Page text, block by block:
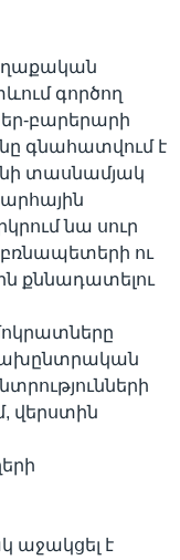
գործող
բարերարի
գնահատվում է
տասնամյակ
նա սուր
ու
քննադատելու
Նախընտրական
վերստին
աջակցել է